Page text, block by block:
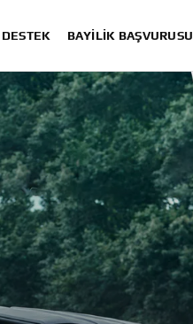
BAYİLİK BAŞVURUSU